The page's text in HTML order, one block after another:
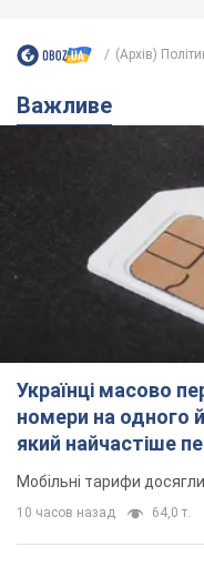
(Архів)
Важливе
Українці масово
номери на одного
який найчастіше
Мобільні тарифи
10 часов назад 64,0 т.